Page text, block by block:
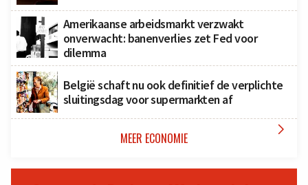
Amerikaanse arbeidsmarkt verzwakt
onverwacht: banenverlies zet Fed voor
dilemma
België schaft nu ook definitief de verplichte
sluitingsdag voor supermarkten af
MEER ECONOMIE 